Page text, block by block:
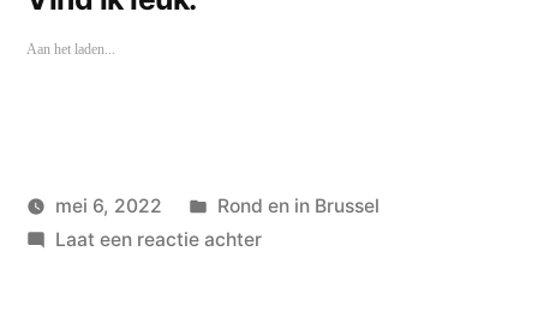
Aan het laden...
Geplaatst
wouterpinkhof
mei 6, 2022
Geplaatst
in
Rond en in Brussel
Laat een reactie achterop